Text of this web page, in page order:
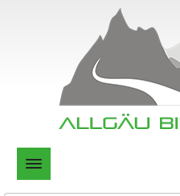
TOGGLE NAVIGATION